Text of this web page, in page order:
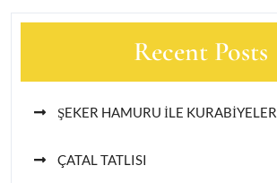
Recent Posts
ŞEKER HAMURU İLE KURABİYELER
ÇATAL TATLISI